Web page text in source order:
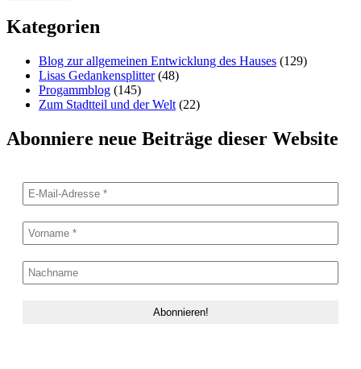
Kategorien
Blog zur allgemeinen Entwicklung des Hauses (129)
Lisas Gedankensplitter(48)
Progammblog (145)
Zum Stadtteil und der Welt (22)
Abonniere neue Beiträge dieser Website